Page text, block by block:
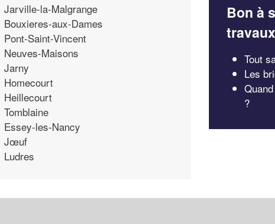
Jarville-la-Malgrange
Bouxieres-aux-Dames
Pont-Saint-Vincent
Neuves-Maisons
Jarny
Homecourt
Heillecourt
Tomblaine
Essey-les-Nancy
Jœuf
Ludres
Bon à
travaux
Tout
Les
?